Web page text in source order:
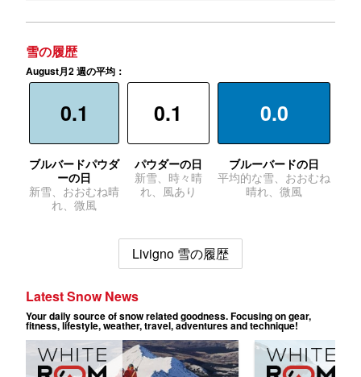
雪の履歴
August月2 週の平均：
0.1
ブルバードパウダ
ーの日
新雪、おおむね晴
れ、微風
0.1
パウダーの日
新雪、時々晴
れ、風あり
0.0
ブルーバードの日
平均的な雪、おおむね
晴れ、微風
Livigno 雪の履歴